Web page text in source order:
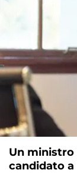
Un ministro
candidato a